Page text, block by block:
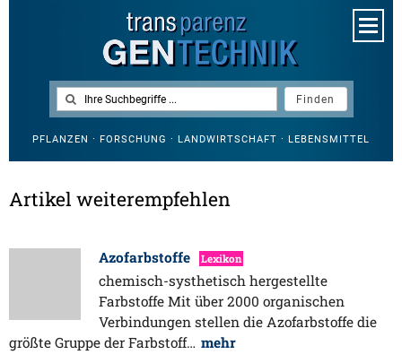
PFLANZEN · FORSCHUNG · LANDWIRTSCHAFT · LEBENSMITTEL
Artikel weiterempfehlen
Azofarbstoffe Lexikon
chemisch-systhetisch hergestellte
Farbstoffe Mit über 2000 organischen
Verbindungen stellen die Azofarbstoffe die
größte Gruppe der Farbstoff… mehr